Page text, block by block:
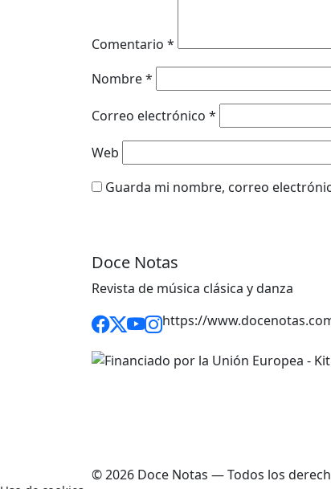
Comentario *
Nombre*
Correo electrónico *
Web
Guarda mi nombre, correo
Doce Notas
Revista de música clásica y danza
https://
© 2026 Doce Notas — Todos los